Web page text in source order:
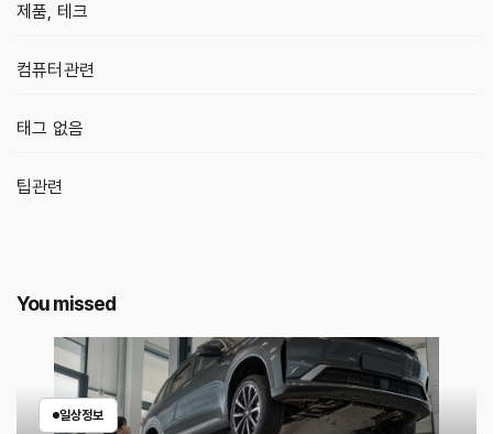
제품, 테크
컴퓨터관련
태그 없음
팁관련
You missed
일상정보